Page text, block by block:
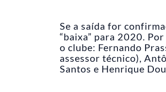
Se a saída for
“baixa” para 2020.
o clube: Fernando
assessor técnico),
Santos e Henrique